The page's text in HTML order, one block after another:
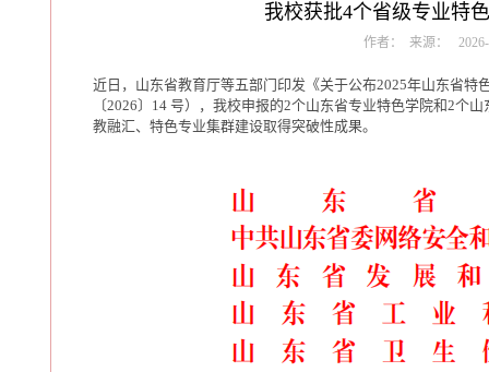
我校获批4个省级专业特
作者： 来源： 2026-
近日，山东省教育厅等五部门印发《关于公布2025年山东省
〔2026〕14 号），我校申报的2个山东省专业特色学院和2个
教融汇、特色专业集群建设取得突破性成果。